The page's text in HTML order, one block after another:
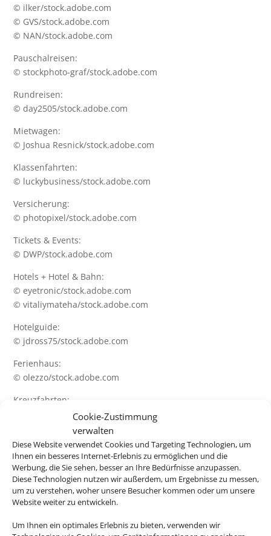
Cookie-Zustimmung
verwalten
Diese Website verwendet Cookies und Targeting Technologien, um
Ihnen ein besseres Internet-Erlebnis zu ermöglichen und die
Werbung, die Sie sehen, besser an Ihre Bedürfnisse anzupassen.
Diese Technologien nutzen wir außerdem, um Ergebnisse zu messen,
um zu verstehen, woher unsere Besucher kommen oder um unsere
Website weiter zu entwickeln.
Um Ihnen ein optimales Erlebnis zu bieten, verwenden wir
© ilker/stock.adobe.com
© GVS/stock.adobe.com
© NAN/stock.adobe.com
Pauschalreisen:
© stockphoto-graf/stock.adobe.com
Rundreisen:
© day2505/stock.adobe.com
Mietwagen:
© Joshua Resnick/stock.adobe.com
Klassenfahrten:
© luckybusiness/stock.adobe.com
Versicherung:
© photopixel/stock.adobe.com
Tickets & Events:
© DWP/stock.adobe.com
Hotels + Hotel & Bahn:
© eyetronic/stock.adobe.com
© vitaliymateha/stock.adobe.com
Hotelguide:
© jdross75/stock.adobe.com
Ferienhaus:
© olezzo/stock.adobe.com
Kreuzfahrten:
© napa74/stock.adobe.com
© mh90photo/stock.adobe.com
© NAN/stock.adobe.com
Charterflug + Linienflug:
© Jag_cz/stock.adobe.com
© Lukas Gojda/stock.adobe.com
© Day Of Victory Stu/stock.adobe.com